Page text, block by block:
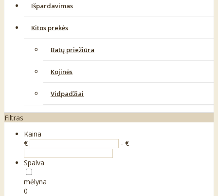
Išpardavimas
Kitos prekės
Batų priežiūra
Kojinės
Vidpadžiai
Filtras
Kaina
€
- €
Spalva
mėlyna
0